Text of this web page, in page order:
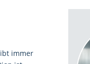
immer